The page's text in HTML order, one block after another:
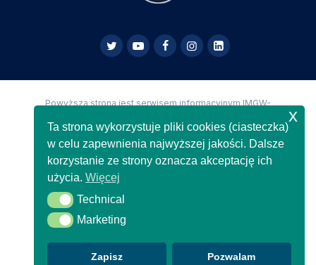
Powyższa strona jest serwisem informacyjnym IMGW-
Copyright IMGW-PIB Wszelkie prawa zastrzeżone
Ta strona wykorzystuje pliki cookies (ciasteczka)
w celu zapewnienia najwyższej jakości. Dalsze
korzystanie ze strony oznacza akceptację ich
użycia.Więcej
Technical
Technical
Marketing
Marketing
Zapisz Pozwalam
x